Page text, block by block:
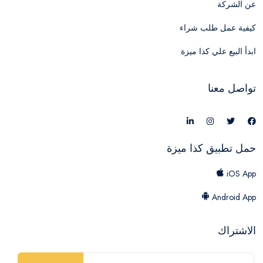
عن الشركة
كيفية عمل طلب شراء
ابدأ البيع علي كذا ميزة
تواصل معنا
حمل تطبيق كذا ميزة
iOS App
Android App
الاشتراك